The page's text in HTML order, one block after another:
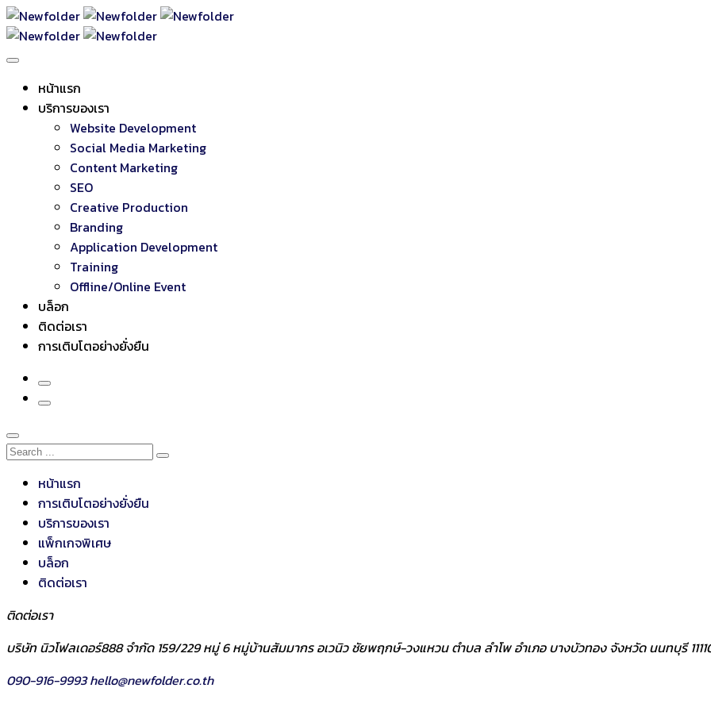
หน้าแรก
บริการของเรา
Website Development
Social Media Marketing
Content Marketing
SEO
Creative Production
Branding
Application Development
Training
Offline/Online Event
บล็อก
ติดต่อเรา
การเติบโตอย่างยั่งยืน
หน้าแรก
การเติบโตอย่างยั่งยืน
บริการของเรา
แพ็กเกจพิเศษ
บล็อก
ติดต่อเรา
ติดต่อเรา
บริษัท นิวโฟลเดอร์888 จำกัด 159/229 หมู่ 6 หมู่บ้านสัมมากร อเวนิว ชัยพฤกษ์-วงแหวน ตำบล ลำโพ อำเภอ บางบัวทอง จังหวัด นนทบุรี
090-916-9993hello@newfolder.co.th